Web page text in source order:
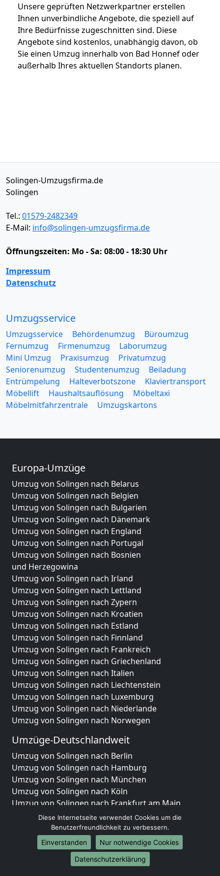
Unsere geprüften Netzwerkpartner erstellen
Ihnen unverbindliche Angebote, die speziell auf
Ihre Bedürfnisse zugeschnitten sind. Diese
Angebote sind kostenlos, unabhängig davon, ob
Sie einen Umzug innerhalb von Bad Honnef oder
außerhalb Ihres aktuellen Standorts planen.
Solingen-Umzugsfirma.de
Solingen
Tel.: 01579-2482349
E-Mail: info@solingen-umzugsfirma.de
Öffnungszeiten: Mo - Sa: 08:00 - 18:30 Uhr
Impressum
Datenschutz
Umzugsservice
Umzugsservice Behördenumzug
Büroumzug
Fernumzug
Firmenumzug
Laborumzug
Mini Umzug
Praxisumzug
Privatumzug
Seniorenumzug
Studentenumzug
Beiladung
Entrümpelung
Halteverbotszone
Klaviertransport
Möbellift
Haushaltsauflösung
Möbeltaxi
Möbelmitfahrzentrale
Umzugskartons
Europa-Umzüge
Umzug von Solingen nach Belarus
Umzug von Solingen nach Belgien
Umzug von Solingen nach Bulgarien
Umzug von Solingen nach Dänemark
Umzug von Solingen nach England
Umzug von Solingen nach Portugal
Umzug von Solingen nach Bosnien
und Herzegowina
Umzug von Solingen nach Irland
Umzug von Solingen nach Lettland
Umzug von Solingen nach Zypern
Umzug von Solingen nach Kroatien
Umzug von Solingen nach Estland
Umzug von Solingen nach Finnland
Umzug von Solingen nach Frankreich
Umzug von Solingen nach Griechenland
Umzug von Solingen nach Italien
Umzug von Solingen nach Liechtenstein
Umzug von Solingen nach Luxemburg
Umzug von Solingen nach Niederlande
Umzug von Solingen nach Norwegen
Umzüge-Deutschlandweit
Umzug von Solingen nach Berlin
Umzug von Solingen nach Hamburg
Umzug von Solingen nach München
Umzug von Solingen nach Köln
Umzug von Solingen nach Frankfurt am Main
Umzug von Solingen nach Stuttgart
Umzug von Solingen nach Düsseldorf
Umzug von Solingen nach Leipzig
Umzug von Solingen nach Dortmund
Umzug von Solingen nach Essen
Diese Internetseite verwendet Cookies um die
Benutzerfreundlichkeit zu verbessern.
Einverstanden
Nur notwendige Cookies
Datenschutzerklärung